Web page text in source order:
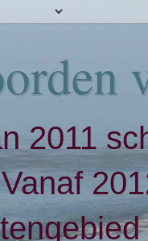
2011